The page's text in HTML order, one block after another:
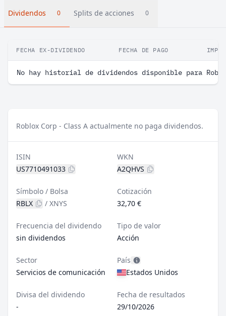
Dividendos 0 Splits de acciones 0
FECHA EX-DIVIDENDO FECHA DE PAGO
No hay historial de dividendos disponible para
Roblox Corp - Class A actualmente no paga dividendos.
ISIN
US7710491033
WKN
A2QHVS
Símbolo / Bolsa
RBLX
/ XNYS
Cotización
32,70 €
Frecuencia del dividendo
sin dividendos
Tipo de valor
Acción
Sector
Servicios de comunicación
País
Estados Unidos
Divisa del dividendo
-
Fecha de resultados
29/10/2026